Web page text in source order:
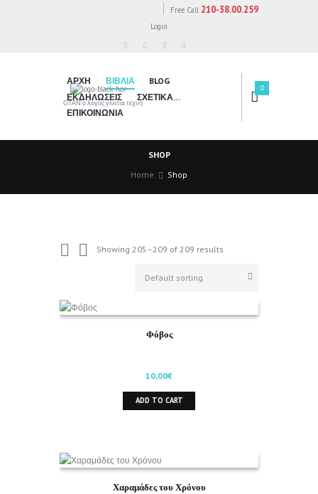
Free Call 210-38.00.259
Login
ΟΤΑΝ ο λόγος γίνεται τέχνη
ΑΡΧΗ ΒΙΒΛΙΑ
BLOG
ΕΚΔΗΛΩΣΕΙΣ
ΣΧΕΤΙΚΑ…
ΕΠΙΚΟΙΝΩΝΙΑ
0
SHOP
Home
Shop
Showing 205–209 of 209 results
Φόβος
10,00€
ADD TO CART
Χαραμάδες του Χρόνου